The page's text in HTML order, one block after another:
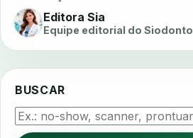
Editora Sia
Equipe editorial do Siodonto
BUSCAR